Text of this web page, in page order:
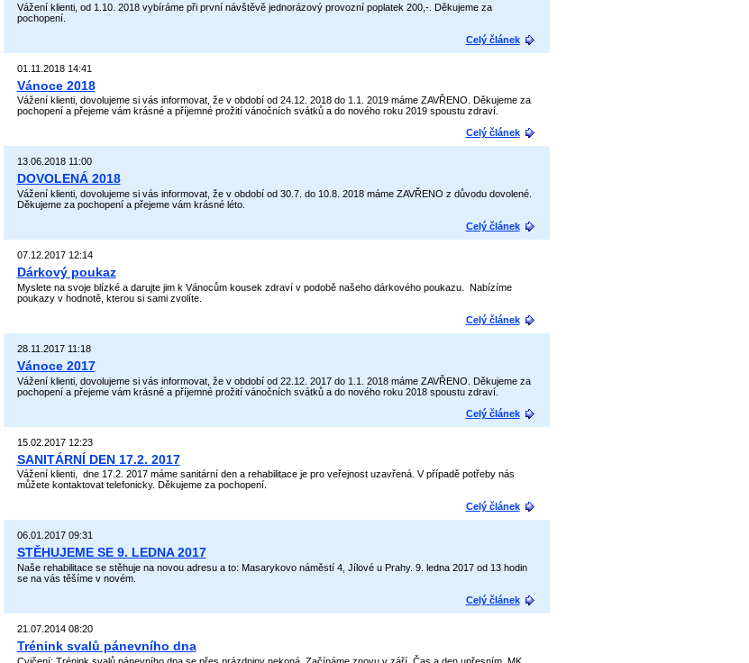
Vážení klienti, od 1.10. 2018 vybíráme při první návštěvě jednorázový provozní poplatek 200,-. Děkujeme za
pochopení.
Celý článek
01.11.2018 14:41
Vánoce 2018
Vážení klienti, dovolujeme si vás informovat, že v období od 24.12. 2018 do 1.1. 2019 máme ZAVŘENO. Děkujeme za
pochopení a přejeme vám krásné a příjemné prožití vánočních svátků a do nového roku 2019 spoustu zdraví.
Celý článek
13.06.2018 11:00
DOVOLENÁ 2018
Vážení klienti, dovolujeme si vás informovat, že v období od 30.7. do 10.8. 2018 máme ZAVŘENO z důvodu dovolené.
Děkujeme za pochopení a přejeme vám krásné léto.
Celý článek
07.12.2017 12:14
Dárkový poukaz
Myslete na svoje blízké a darujte jim k Vánocům kousek zdraví v podobě našeho dárkového poukazu. Nabízíme
poukazy v hodnotě, kterou si sami zvolíte.
Celý článek
28.11.2017 11:18
Vánoce 2017
Vážení klienti, dovolujeme si vás informovat, že v období od 22.12. 2017 do 1.1. 2018 máme ZAVŘENO. Děkujeme za
pochopení a přejeme vám krásné a příjemné prožití vánočních svátků a do nového roku 2018 spoustu zdraví.
Celý článek
15.02.2017 12:23
SANITÁRNÍ DEN 17.2. 2017
Vážení klienti, dne 17.2. 2017 máme sanitární den a rehabilitace je pro veřejnost uzavřená. V případě potřeby nás
můžete kontaktovat telefonicky. Děkujeme za pochopení.
Celý článek
06.01.2017 09:31
STĚHUJEME SE 9. LEDNA 2017
Naše rehabilitace se stěhuje na novou adresu a to: Masarykovo náměstí 4, Jílové u Prahy. 9. ledna 2017 od 13 hodin
se na vás těšíme v novém.
Celý článek
21.07.2014 08:20
Trénink svalů pánevního dna